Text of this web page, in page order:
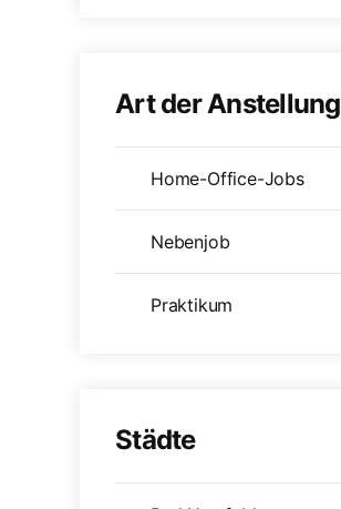
Art der Anstellung
Home-Office-Jobs
Nebenjob
Praktikum
Städte